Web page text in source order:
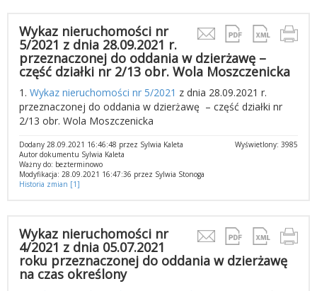
Wykaz nieruchomości nr
5/2021 z dnia 28.09.2021 r.
przeznaczonej do oddania w dzierżawę –
część działki nr 2/13 obr. Wola Moszczenicka
1. Wykaz nieruchomości nr 5/2021 z dnia 28.09.2021 r.
przeznaczonej do oddania w dzierżawę – część działki nr
2/13 obr. Wola Moszczenicka
Wyświetlony: 3985
Dodany 28.09.2021 16:46:48 przez Sylwia Kaleta
Autor dokumentu Sylwia Kaleta
Ważny do: bezterminowo
Modyfikacja: 28.09.2021 16:47:36 przez Sylwia Stonoga
Historia zmian [1]
Wykaz nieruchomości nr
4/2021 z dnia 05.07.2021
roku przeznaczonej do oddania w dzierżawę
na czas określony